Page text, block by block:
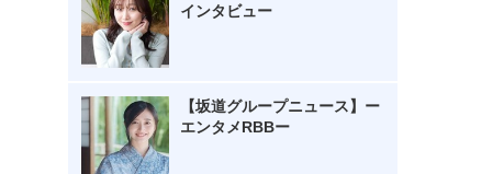
インタビュー
【坂道グループニュース】ー
エンタメRBBー